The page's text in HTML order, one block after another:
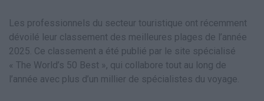
Les professionnels du secteur touristique ont récemment
dévoilé leur classement des meilleures plages de l’année
2025. Ce classement a été publié par le site spécialisé
« The World’s 50 Best », qui collabore tout au long de
l’année avec plus d’un millier de spécialistes du voyage.